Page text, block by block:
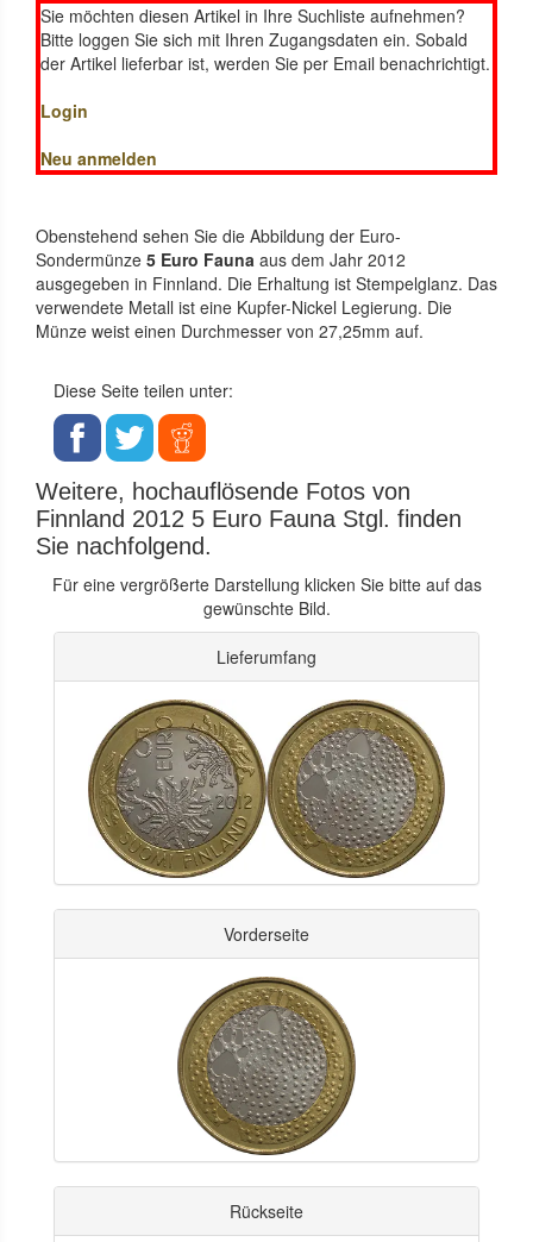
Sie möchten diesen Artikel in Ihre Suchliste aufnehmen?
Bitte loggen Sie sich mit Ihren Zugangsdaten ein. Sobald
der Artikel lieferbar ist, werden Sie per Email benachrichtigt.
Login
Neu anmelden
Obenstehend sehen Sie die Abbildung der Euro-
Sondermünze 5 Euro Fauna aus dem Jahr 2012
ausgegeben in Finnland. Die Erhaltung ist Stempelglanz. Das
verwendete Metall ist eine Kupfer-Nickel Legierung. Die
Münze weist einen Durchmesser von 27,25mm auf.
Diese Seite teilen unter:
Weitere, hochauflösende Fotos von
Finnland 2012 5 Euro Fauna Stgl. finden
Sie nachfolgend.
Für eine vergrößerte Darstellung klicken Sie bitte auf das
gewünschte Bild.
Lieferumfang
Vorderseite
Rückseite